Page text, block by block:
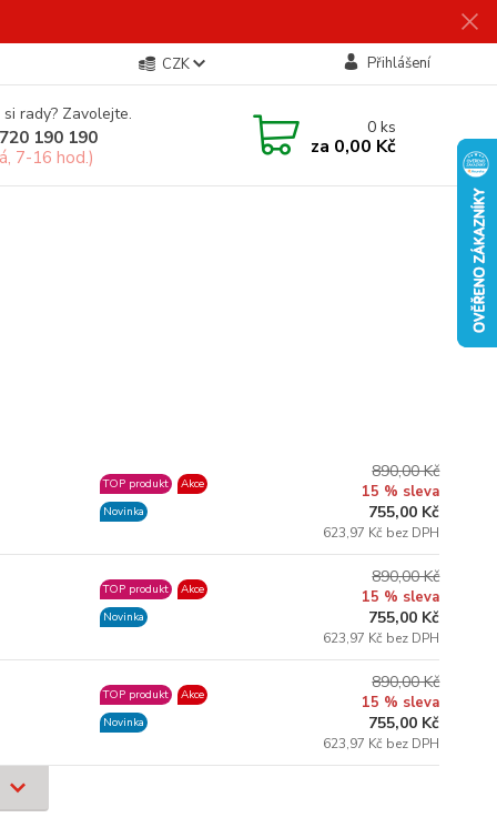
CZK Přihlášení
rady? Zavolejte.
190 190
7-16 hod.)
0ks
za 0,00 Kč
TOP produkt
Akce
Novinka
890,00 Kč
15 % sleva
755,00 Kč
623,97 Kč bez DPH
TOP produkt
Akce
Novinka
890,00 Kč
15 % sleva
755,00 Kč
623,97 Kč bez DPH
TOP produkt
Akce
Novinka
890,00 Kč
15 % sleva
755,00 Kč
623,97 Kč bez DPH